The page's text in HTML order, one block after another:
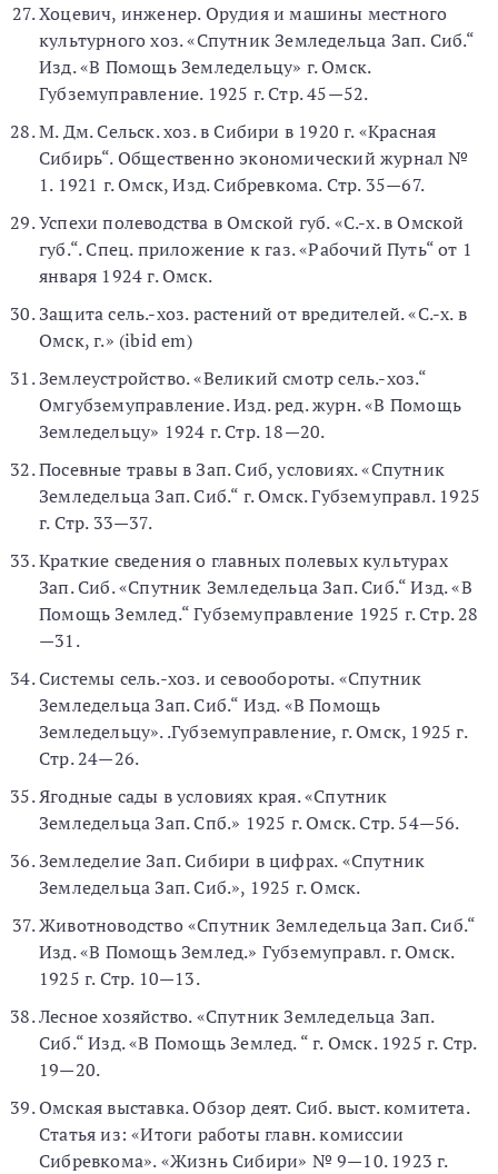
Хоцевич, инженер. Орудия и машины местного
культурного хоз. «Спутник Земледельца Зап. Сиб.“
Изд. «В Помощь Земледельцу» г. Омск.
Губземуправление. 1925 г. Стр. 45—52.
М. Дм. Сельск. хоз. в Сибири в 1920 г. «Красная
Сибирь“. Общественно экономический журнал №
1. 1921 г. Омск, Изд. Сибревкома. Стр. 35—67.
Успехи полеводства в Омской губ. «С.-х. в Омской
губ.“. Спец. приложение к газ. «Рабочий Путь“ от 1
января 1924 г. Омск.
Защита сель.-хоз. растений от вредителей. «С.-х. в
Омск, г.» (ibid em)
Землеустройство. «Великий смотр сель.-хоз.“
Омгубземуправление. Изд. ред. журн. «В Помощь
Земледельцу» 1924 г. Стр. 18—20.
Посевные травы в Зап. Сиб, условиях. «Спутник
Земледельца Зап. Сиб.“ г. Омск. Губземуправл. 1925
г. Стр. 33—37.
Краткие сведения о главных полевых культурах
Зап. Сиб. «Спутник Земледельца Зап. Сиб.“ Изд. «В
Помощь Землед.“ Губземуправление 1925 г. Стр. 28
—31.
Системы сель.-хоз. и севообороты. «Спутник
Земледельца Зап. Сиб.“ Изд. «В Помощь
Земледельцу». .Губземуправление, г. Омск, 1925 г.
Стр. 24—26.
Ягодные сады в условиях края. «Спутник
Земледельца Зап. Спб.» 1925 г. Омск. Стр. 54—56.
Земледелие Зап. Сибири в цифрах. «Спутник
Земледельца Зап. Сиб.», 1925 г. Омск.
Животноводство «Спутник Земледельца Зап. Сиб.“
Изд. «В Помощь Землед.» Губземуправл. г. Омск.
1925 г. Стр. 10—13.
Лесное хозяйство. «Спутник Земледельца Зап.
Сиб.“ Изд. «В Помощь Землед. “ г. Омск. 1925 г. Стр.
19—20.
Омская выставка. Обзор деят. Сиб. выст. комитета.
Статья из: «Итоги работы главн. комиссии
Сибревкома». «Жизнь Сибири» № 9—10. 1923 г.